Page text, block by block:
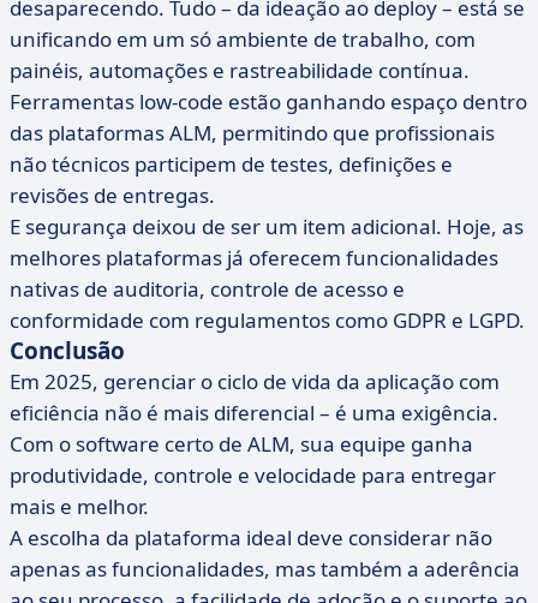
desaparecendo. Tudo – da ideação ao deploy – está se
unificando em um só ambiente de trabalho, com
painéis, automações e rastreabilidade contínua.
Ferramentas low-code estão ganhando espaço dentro
das plataformas ALM, permitindo que profissionais
não técnicos participem de testes, definições e
revisões de entregas.
E segurança deixou de ser um item adicional. Hoje, as
melhores plataformas já oferecem funcionalidades
nativas de auditoria, controle de acesso e
conformidade com regulamentos como GDPR e LGPD.
Conclusão
Em 2025, gerenciar o ciclo de vida da aplicação com
eficiência não é mais diferencial – é uma exigência.
Com o software certo de ALM, sua equipe ganha
produtividade, controle e velocidade para entregar
mais e melhor.
A escolha da plataforma ideal deve considerar não
apenas as funcionalidades, mas também a aderência